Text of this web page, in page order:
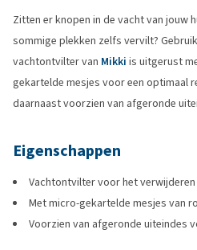
Zitten er knopen in de vacht van jouw
sommige plekken zelfs vervilt?
vachtontvilter van Mikki is uitgerust
gekartelde mesjes voor een optimaal
daarnaast voorzien van afgeronde
Eigenschappen
Vachtontvilter voor het
Met micro-gekartelde mesjes van
Voorzien van afgeronde uiteindes